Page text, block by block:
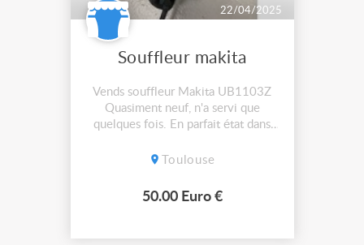
22/04/2025
Souffleur makita
Vends souffleur Makita UB1103Z
Quasiment neuf, n'a servi que
quelques fois. En parfait état dans
Toulouse
50.00 Euro €